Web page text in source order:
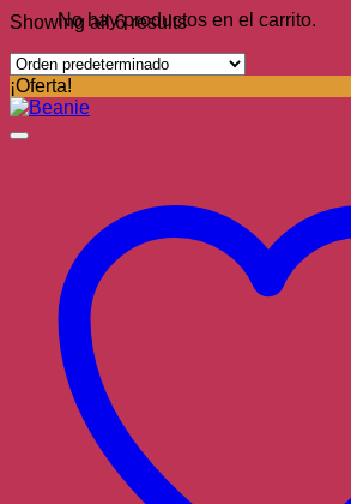
No hay productos en el carrito.
Showing all 6 results
¡Oferta!